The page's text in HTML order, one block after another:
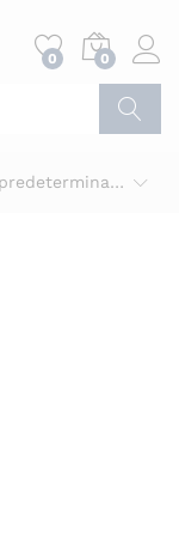
0 0
Orden predeterminado